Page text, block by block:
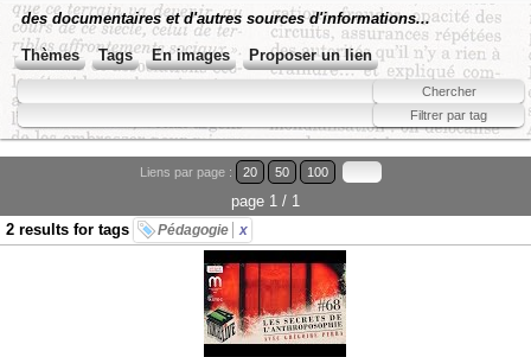
des documentaires et d'autres sources d'informations...
Thèmes Tags En images Proposer un lien
Liens par page : 20 50 100
page 1 / 1
2 results for tags
Pédagogie x